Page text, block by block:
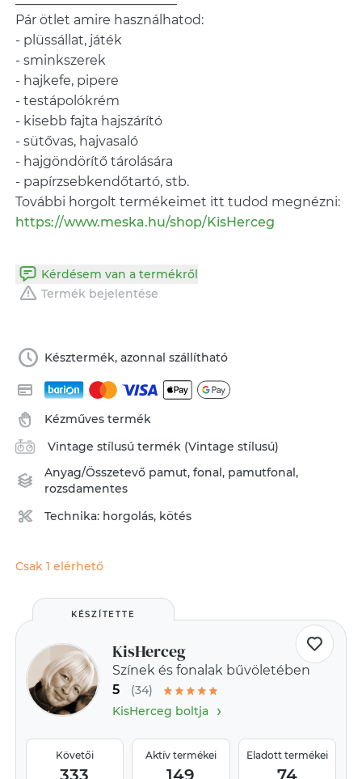
Pár ötlet amire használhatod:
- plüssállat, játék
- sminkszerek
- hajkefe, pipere
- testápolókrém
- kisebb fajta hajszárító
- sütővas, hajvasaló
- hajgöndörítő tárolására
- papírzsebkendőtartó, stb.
További horgolt termékeimet itt tudod megnézni:
https://www.meska.hu/shop/KisHerceg
Kérdésem van a termékről
Termék bejelentése
Késztermék, azonnal szállítható
Kézműves termék
Vintage stílusú termék (Vintage stílusú)
Anyag/Összetevő pamut,fonal, pamutfonal,
rozsdamentes
Technika: horgolás, kötés
Csak 1 elérhető
KÉSZÍTETTE
KisHerceg
Színek és fonalak bűvöletében
5
(34)
KisHerceg boltja›
Követői
333
Aktív termékei
149
Eladott termékei
74